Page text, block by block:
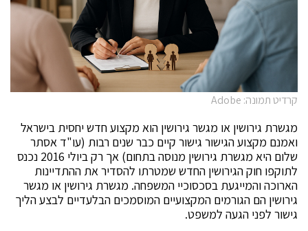
קרדיט תמונה: Adobe
מגשרת גירושין או מגשר גירושין הוא מקצוע חדש יחסית בישראל
ואמנם מקצוע הגישור גישור קיים כבר שנים רבות (עו"ד אסתר
שלום היא מגשרת גירושין מנוסה בתחום) אך רק ביולי 2016 נכנס
לתוקפו חוק הגירושין החדש שמטרתו להסדיר את ההתדיינות
הארוכה והמייגעת בסכסוכיי המשפחה. מגשרת גירושין או מגשר
גירושין הם הגורמים המקצועיים המוסמכים הבלעדיים לבצע הליך
גישור לפני הגעה למשפט.